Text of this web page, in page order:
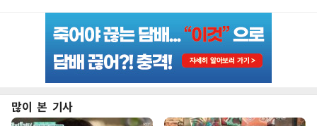
많이 본 기사